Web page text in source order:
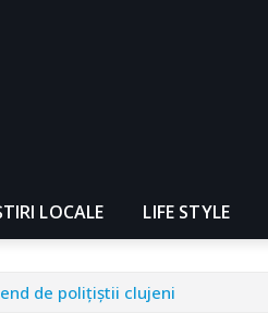
LOCALE LIFE STYLE
de poliţiştii clujeni